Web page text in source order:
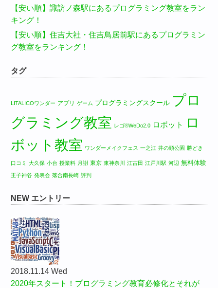
【安い順】諏訪ノ森駅にあるプログラミング教室をラン
キング！
【安い順】住吉大社・住吉鳥居前駅にあるプログラミン
グ教室をランキング！
タグ
LITALICOワンダー アプリ ゲーム プログラミングスクール プロ
グラミング教室 レゴ®WeDo2.0 ロボット
ロ
ボット教室 ワンダーメイクフェス 一之江 井の頭公園 勝どき
口コミ 大久保 小台 授業料 月謝 東京 東神奈川 江古田 江戸川駅 河辺 無料体験
王子神谷 発表会 落合南長崎 評判
NEW エントリー
2018.11.14 Wed
2020年スタート！プログラミング教育必修化とそれが